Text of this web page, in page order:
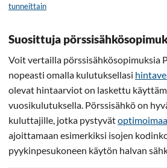
tunneittain
Suosittuja
Voit vertailla pörssisähkösopimuksia
nopeasti omalla kulutuksellasi
olevat hintaarviot on laskettu
vuosikulutuksella. Pörssisähkö on
kuluttajille, jotka pystyvät
ajoittamaan esimerkiksi isojen
pyykinpesukoneen käytön halvan